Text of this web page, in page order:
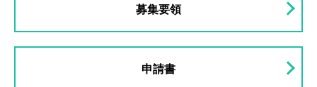
募集要領
申請書